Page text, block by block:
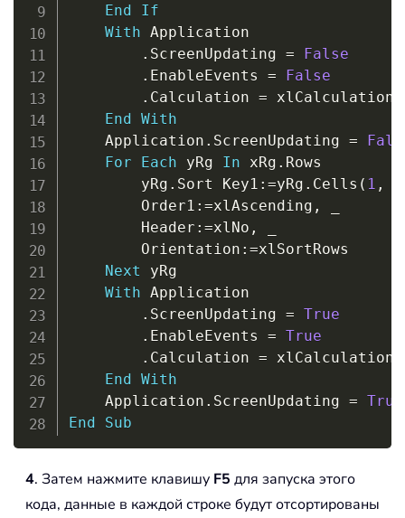
End
If
With Application
. ScreenUpdating =
False
. EnableEvents =
False
. Calculation =
End With
    Application
. ScreenUpdating =
For
Each yRg In xRg . Rows
        yRg
. Sort Key1 : =yRg . Cells ( 1 ,
        Order1
: =xlAscending ,
        Header
: =xlNo ,
        Orientation
: =xlSortRows
Next yRg
With Application
. ScreenUpdating = True
. EnableEvents = True
. Calculation =
End With
    Application
. ScreenUpdating = True
End
Sub
4. Затем нажмите клавишу F5 для запуска этого
кода, данные в каждой строке будут отсортированы